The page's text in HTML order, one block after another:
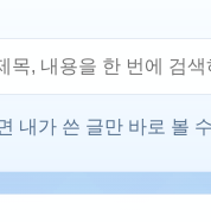
내가 쓴 글만 바로 볼